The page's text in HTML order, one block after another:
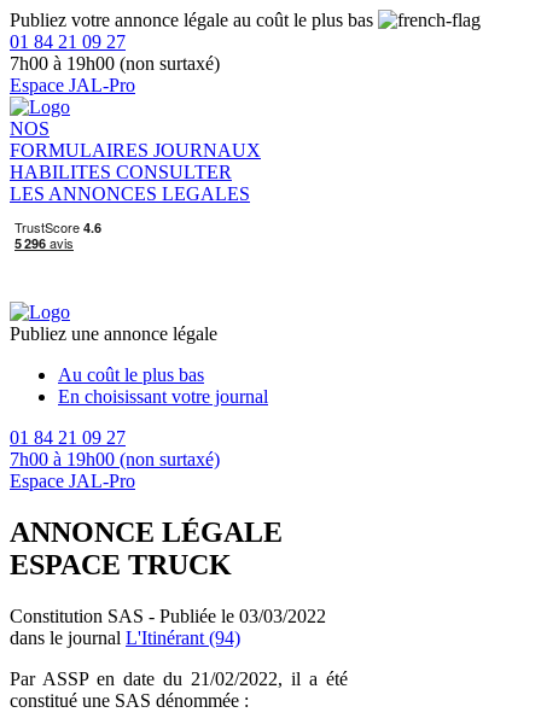
Publiez votre annonce légale au coût le plus bas
01 84 21 09 27
7h00 à 19h00 (non surtaxé)
Espace JAL-Pro
NOS
FORMULAIRES JOURNAUX
HABILITES CONSULTER
LES ANNONCES LEGALES
Publiez une annonce légale
Au coût le plus bas
En choisissant votre journal
01 84 21 09 27
7h00 à 19h00 (non surtaxé)
Espace JAL-Pro
ANNONCE LÉGALE
ESPACE TRUCK
Constitution SAS - Publiée le 03/03/2022
dans le journal L'Itinérant (94)
Par ASSP en date du 21/02/2022, il a été
constitué une SAS dénommée :